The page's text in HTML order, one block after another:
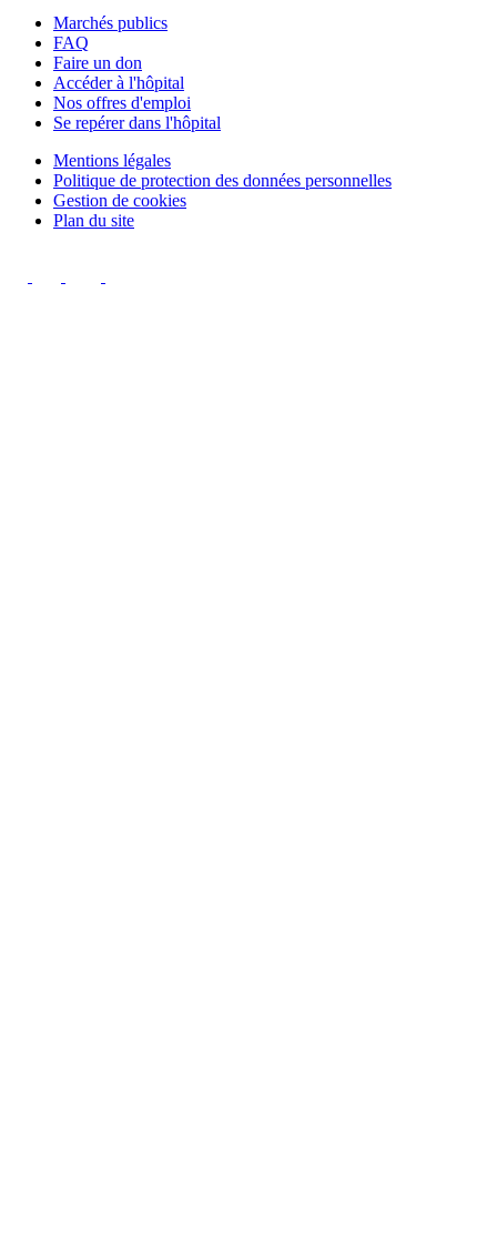
Marchés publics
FAQ
Faire un don
Accéder à l'hôpital
Nos offres d'emploi
Se repérer dans l'hôpital
Mentions légales
Politique de protection des données personnelles
Gestion de cookies
Plan du site